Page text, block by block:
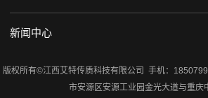
新闻中心
版权所有©江西艾特传质科技有限公司 手机：
市安源区安源工业园金光大道与重庆